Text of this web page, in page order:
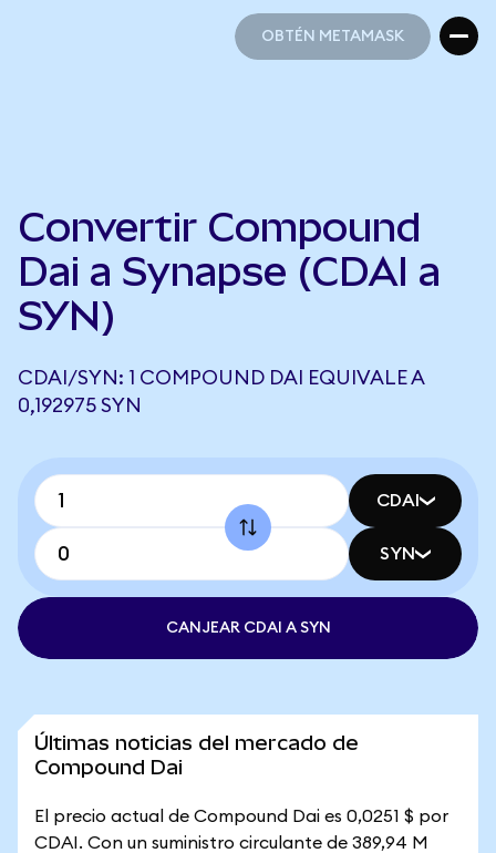
OBTÉN METAMASK
Convertir Compound
Dai a Synapse (CDAI a
SYN)
CDAI/SYN: 1 COMPOUND DAI EQUIVALE A
0,192975 SYN
CDAI
SYN
CANJEAR CDAI A SYN
Últimas noticias del mercado de
Compound Dai
El precio actual de Compound Dai es 0,0251 $ por
CDAI. Con un suministro circulante de 389,94 M